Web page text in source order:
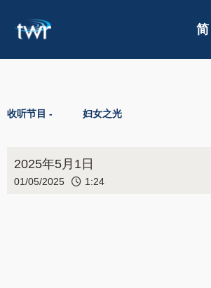
简
收听节目 - 妇女之光
2025年5月1日
01/05/2025 1:24